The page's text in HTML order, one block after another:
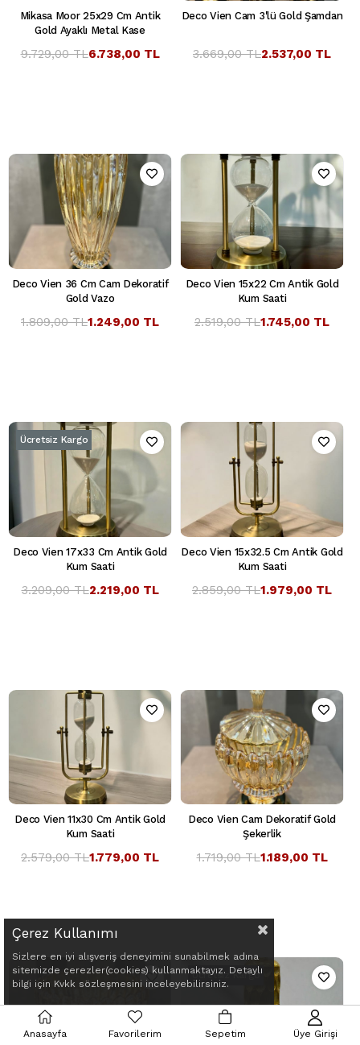
Mikasa Moor 25x29 Cm Antik
Gold Ayaklı Metal Kase
6.738,00 TL
9.729,00 TL
Deco Vien Cam 3'lü Gold Şamdan
2.537,00 TL
3.669,00 TL
Deco Vien 36 Cm Cam Dekoratif
Gold Vazo
1.249,00 TL
1.809,00 TL
Deco Vien 15x22 Cm Antik Gold
Kum Saati
1.745,00 TL
2.519,00 TL
Deco Vien 17x33 Cm Antik Gold
Kum Saati
2.219,00 TL
3.209,00 TL
Ücretsiz Kargo
Deco Vien 15x32.5 Cm Antik Gold
Kum Saati
1.979,00 TL
2.859,00 TL
Deco Vien 11x30 Cm Antik Gold
Kum Saati
1.779,00 TL
2.579,00 TL
Deco Vien Cam Dekoratif Gold
Şekerlik
1.189,00 TL
1.719,00 TL
Ücretsiz Kargo
Çerez Kullanımı
Sizlere en iyi alışveriş deneyimini sunabilmek adına
sitemizde çerezler(cookies) kullanmaktayız. Detaylı
bilgi için Kvkk sözleşmesini inceleyebilirsiniz.
Anasayfa Favorilerim Sepetim Üye Girişi